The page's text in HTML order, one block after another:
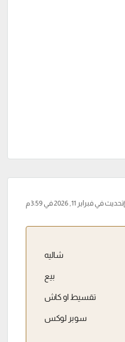
تحديث في فبراير 11, 2026 في 3:59 م
شاليه
بيع
تقسيط او كاش
سوبر لوكس